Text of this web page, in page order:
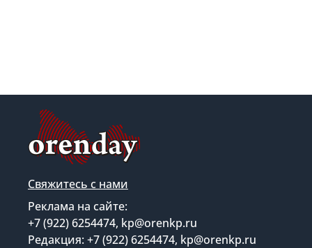
Свяжитесь с нами
Реклама на сайте:
+7 (922) 6254474, kp@orenkp.ru
Редакция: +7 (922) 6254474, kp@orenkp.ru